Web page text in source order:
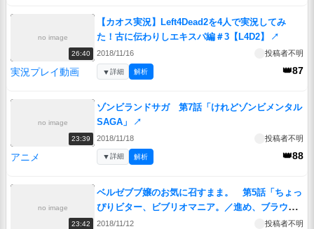
no image
26:40
【カオス実況】Left4Dead2を4人で実況してみ
た！古に伝わりしエキスパ編＃3【L4D2】
↗
2018/11/16 投稿者不明
実況プレイ動画 👑87
▼詳細 解析
no image
23:39
ゾンビランドサガ 第7話「けれどゾンビメンタル
SAGA」
↗
2018/11/18 投稿者不明
アニメ 👑88
▼詳細 解析
no image
23:42
ベルゼブブ嬢のお気に召すまま。 第5話「ちょっ
ぴりビター、ビブリオマニア。／進め、ブラウニ
ーとともに」
2018/11/12 投稿者不明